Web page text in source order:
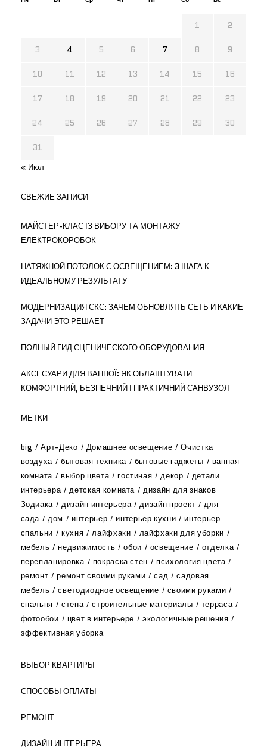
1 2
3 4 5 6 7 8 9
10 11 12 13 14 15 16
17 18 19 20 21 22 23
24 25 26 27 28 29 30
31
« Июл
СВЕЖИЕ ЗАПИСИ
МАЙСТЕР-КЛАС ІЗ ВИБОРУ ТА МОНТАЖУ
ЕЛЕКТРОКОРОБОК
НАТЯЖНОЙ ПОТОЛОК С ОСВЕЩЕНИЕМ: 3 ШАГА К
ИДЕАЛЬНОМУ РЕЗУЛЬТАТУ
МОДЕРНИЗАЦИЯ СКС: ЗАЧЕМ ОБНОВЛЯТЬ СЕТЬ И КАКИЕ
ЗАДАЧИ ЭТО РЕШАЕТ
ПОЛНЫЙ ГИД СЦЕНИЧЕСКОГО ОБОРУДОВАНИЯ
АКСЕСУАРИ ДЛЯ ВАННОЇ: ЯК ОБЛАШТУВАТИ
КОМФОРТНИЙ, БЕЗПЕЧНИЙ І ПРАКТИЧНИЙ САНВУЗОЛ
МЕТКИ
big Арт-Деко Домашнее освещение
Очистка
воздуха
бытовая техника бытовые гаджеты
ванная
комната
выбор цвета гостиная декор
детали
интерьера
детская комната
дизайн для знаков
Зодиака
дизайн интерьера дизайн проект
для
сада
дом интерьер интерьер кухни
интерьер
спальни
кухня лайфхаки
лайфхаки для уборки
мебель
недвижимость обои освещение
отделка
перепланировка
покраска стен
психология цвета
ремонт
ремонт своими руками сад
садовая
мебель
светодиодное освещение
своими руками
спальня
стена строительные материалы
терраса
фотообои
цвет в интерьере
экологичные решения
эффективная уборка
ВЫБОР КВАРТИРЫ
СПОСОБЫ ОПЛАТЫ
РЕМОНТ
ДИЗАЙН ИНТЕРЬЕРА